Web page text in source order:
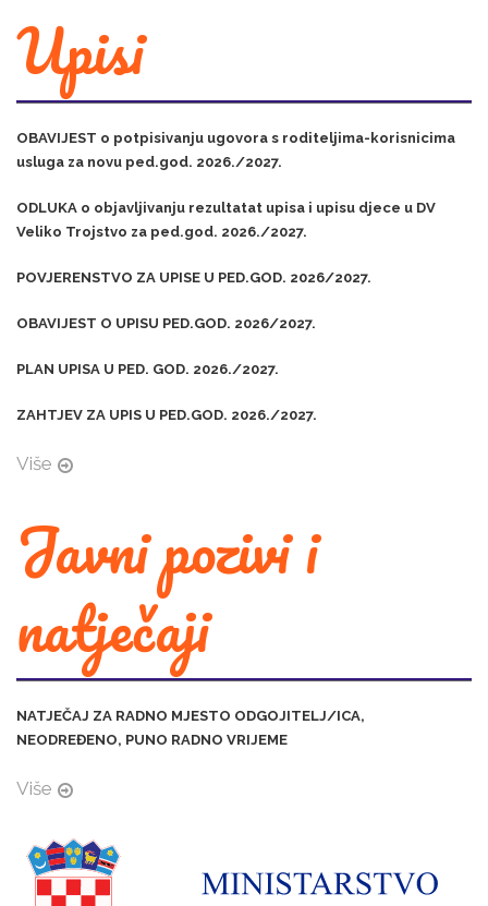
Upisi
OBAVIJEST o potpisivanju ugovora s roditeljima-korisnicima
usluga za novu ped.god. 2026./2027.
ODLUKA o objavljivanju rezultatat upisa i upisu djece u DV
Veliko Trojstvo za ped.god. 2026./2027.
POVJERENSTVO ZA UPISE U PED.GOD. 2026/2027.
OBAVIJEST O UPISU PED.GOD. 2026/2027.
PLAN UPISA U PED. GOD. 2026./2027.
ZAHTJEV ZA UPIS U PED.GOD. 2026./2027.
Više
Javni pozivi i
natječaji
NATJEČAJ ZA RADNO MJESTO ODGOJITELJ/ICA,
NEODREĐENO, PUNO RADNO VRIJEME
Više